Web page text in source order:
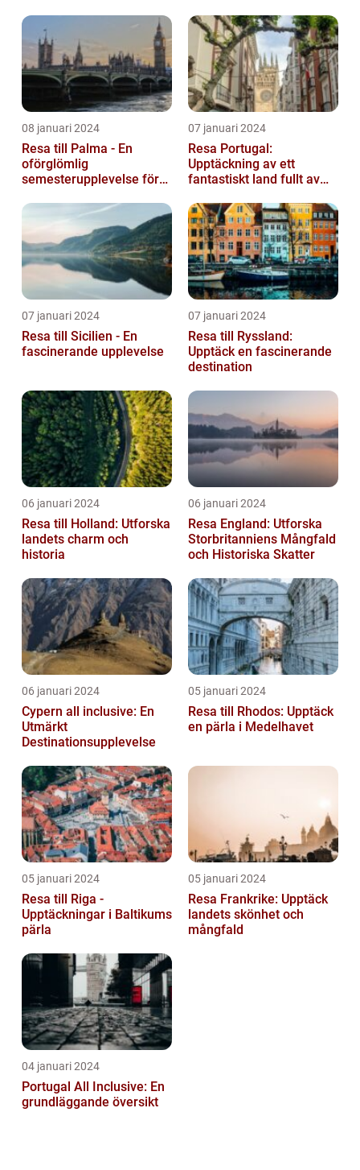
omtä...
08 januari 2024
Resa till Palma - En
oförglömlig
semesterupplevelse för
07 januari 2024
Resa Portugal:
Upptäckning av ett
fantastiskt land fullt av
07 januari 2024
Resa till Sicilien - En
fascinerande upplevelse
07 januari 2024
Resa till Ryssland:
Upptäck en fascinerande
destination
06 januari 2024
Resa till Holland: Utforska
landets charm och
historia
06 januari 2024
Resa England: Utforska
Storbritanniens Mångfald
och Historiska Skatter
06 januari 2024
Cypern all inclusive: En
Utmärkt
Destinationsupplevelse
05 januari 2024
Resa till Rhodos: Upptäck
en pärla i Medelhavet
05 januari 2024
Resa till Riga -
Upptäckningar i Baltikums
pärla
05 januari 2024
Resa Frankrike: Upptäck
landets skönhet och
mångfald
04 januari 2024
Portugal All Inclusive: En
grundläggande översikt